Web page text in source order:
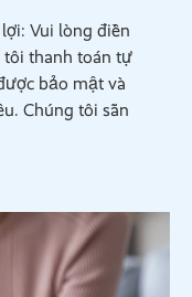
Vui lòng điền
tôi thanh toán tự
bảo mật và
Chúng tôi sẵn